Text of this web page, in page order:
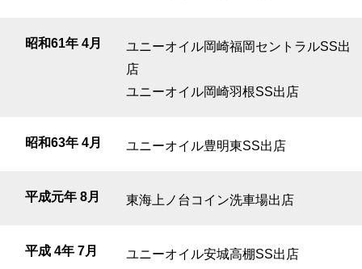
昭和61年 4月
ユニーオイル岡崎福岡セントラルSS出
店
ユニーオイル岡崎羽根SS出店
昭和63年 4月 ユニーオイル豊明東SS出店
平成元年 8月 東海上ノ台コイン洗車場出店
平成 4年 7月 ユニーオイル安城高棚SS出店